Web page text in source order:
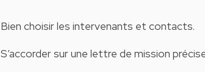
Bien choisir les intervenants et contacts.
S’accorder sur une lettre de mission